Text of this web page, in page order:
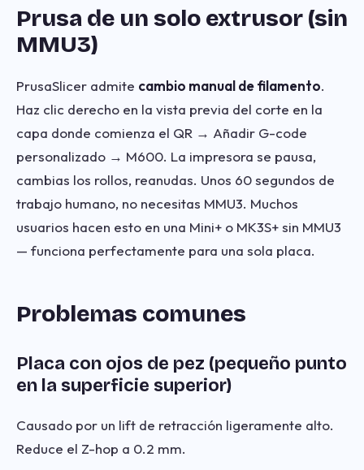
Prusa de un solo extrusor (sin
MMU3)
PrusaSlicer admite cambio manual de filamento.
Haz clic derecho en la vista previa del corte en la
capa donde comienza el QR → Añadir G-code
personalizado → M600. La impresora se pausa,
cambias los rollos, reanudas. Unos 60 segundos de
trabajo humano, no necesitas MMU3. Muchos
usuarios hacen esto en una Mini+ o MK3S+ sin MMU3
— funciona perfectamente para una sola placa.
Problemas comunes
Placa con ojos de pez (pequeño punto
en la superficie superior)
Causado por un lift de retracción ligeramente alto.
Reduce el Z-hop a 0.2 mm.